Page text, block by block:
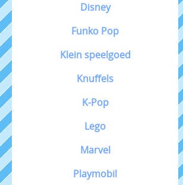
Disney
Funko Pop
Klein speelgoed
Knuffels
K-Pop
Lego
Marvel
Playmobil